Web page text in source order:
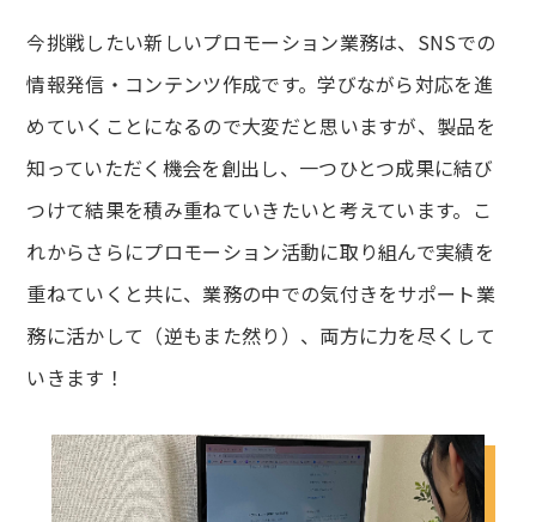
今挑戦したい新しいプロモーション業務は、SNSでの
情報発信・コンテンツ作成です。学びながら対応を進
めていくことになるので大変だと思いますが、製品を
知っていただく機会を創出し、一つひとつ成果に結び
つけて結果を積み重ねていきたいと考えています。こ
れからさらにプロモーション活動に取り組んで実績を
重ねていくと共に、業務の中での気付きをサポート業
務に活かして（逆もまた然り）、両方に力を尽くして
いきます！